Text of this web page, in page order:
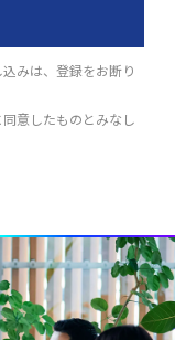
みは、登録をお断り
同意したものとみなし